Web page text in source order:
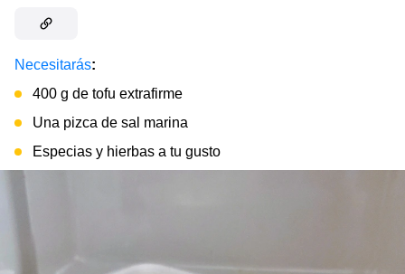
Necesitarás:
400 g de tofu extrafirme
Una pizca de sal marina
Especias y hierbas a tu gusto